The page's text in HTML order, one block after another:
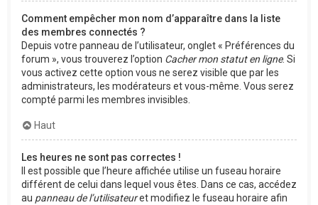
Comment empêcher mon nom d’apparaître dans la liste
des membres connectés ?
Depuis votre panneau de l’utilisateur, onglet « Préférences du
forum », vous trouverez l’option Cacher mon statut en ligne. Si
vous activez cette option vous ne serez visible que par les
administrateurs, les modérateurs et vous-même. Vous serez
compté parmi les membres invisibles.
Haut
Les heures ne sont pas correctes !
Il est possible que l’heure affichée utilise un fuseau horaire
différent de celui dans lequel vous êtes. Dans ce cas, accédez
au panneau de l’utilisateuret modifiez le fuseau horaire afin